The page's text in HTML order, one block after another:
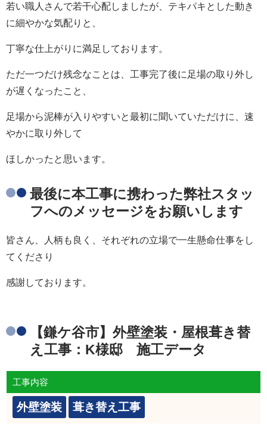
若い職人さんで若干心配しましたが、テキパキとした動き
に細やかな気配りと、
丁寧な仕上がりに満足しております。
ただ一つだけ残念なことは、工事完了後に足場の取り外し
が遅くなったこと、
足場から泥棒が入りやすいと最初に聞いていただけに、速
やかに取り外して
ほしかったと思います。
最後に本工事に携わった弊社スタッ
フへのメッセージをお願いします
皆さん、人柄も良く、それぞれの立場で一生懸命仕事をし
てくださり
感謝しております。
【鎌ケ谷市】外壁塗装・屋根葺き替
え工事：K様邸 施工データ
工事内容
外壁塗装 葺き替え工事